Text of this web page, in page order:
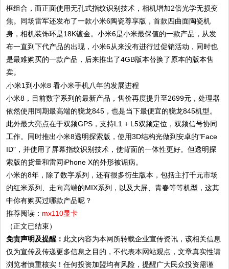
框组合，而正面使用无孔式指纹识别技术，相机增加2倍光学无损变
焦。同场雷军还发布了一款小米6陶瓷尊享版，首款四曲面陶瓷机
身，相机装饰环是18K镀金。小米6是小米最保值的一款产品，从发
布一直到下代产品的出现，小米6从来没有进行过促销活动，同时也
是最难购买的一款产品，后来推出了4GB版本替换了原本的版本售
卖。
小米8，目前数字系列的最新产品，售价再度提升至2699元，处理器
依然使用同期最高端的骁龙845，也是当下最便宜的骁龙845机型。
此外最大亮点在于双频GPS，支持L1 + L5双频定位，双频信号协同
工作。同时推出小米8透明探索版，使用3D结构光做到安卓的"Face
ID"，并使用了屏幕指纹识别技术，使背面的一体性更好。但透明探
索版的货量和雷同iPhone X的外形被诟病。
小米的8年，除了数字系列，还有很多衍生版本，包括主打千元市场
的红米系列、走向高端的MIX系列，以及大屏、青春等等机型，这其
中你有购买过哪款产品呢？
推荐阅读： mx110显卡
（正文已结束）
免责声明及提醒： 此文内容为本网所转载企业宣传资讯，该相关信息
仅为宣传及传递更多信息之目的，不代表本网站观点，文章真实性请
浏览者慎重核实！任何投资加盟均有风险，提醒广大民众投资需谨